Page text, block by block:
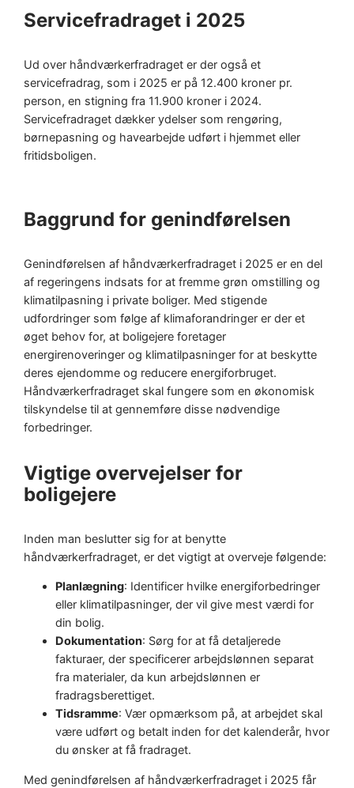
Servicefradraget i 2025
Ud over håndværkerfradraget er der også et
servicefradrag, som i 2025 er på 12.400 kroner pr.
person, en stigning fra 11.900 kroner i 2024.
Servicefradraget dækker ydelser som rengøring,
børnepasning og havearbejde udført i hjemmet eller
fritidsboligen.
Baggrund for genindførelsen
Genindførelsen af håndværkerfradraget i 2025 er en del
af regeringens indsats for at fremme grøn omstilling og
klimatilpasning i private boliger. Med stigende
udfordringer som følge af klimaforandringer er der et
øget behov for, at boligejere foretager
energirenoveringer og klimatilpasninger for at beskytte
deres ejendomme og reducere energiforbruget.
Håndværkerfradraget skal fungere som en økonomisk
tilskyndelse til at gennemføre disse nødvendige
forbedringer.
Vigtige overvejelser for
boligejere
Inden man beslutter sig for at benytte
håndværkerfradraget, er det vigtigt at overveje følgende:
Planlægning: Identificer hvilke energiforbedringer
eller klimatilpasninger, der vil give mest værdi for
din bolig.
Dokumentation: Sørg for at få detaljerede
fakturaer, der specificerer arbejdslønnen separat
fra materialer, da kun arbejdslønnen er
fradragsberettiget.
Tidsramme: Vær opmærksom på, at arbejdet skal
være udført og betalt inden for det kalenderår, hvor
du ønsker at få fradraget.
Med genindførelsen af håndværkerfradraget i 2025 får